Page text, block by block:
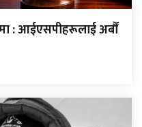
: आईएसपीहरूलाई अर्बौं